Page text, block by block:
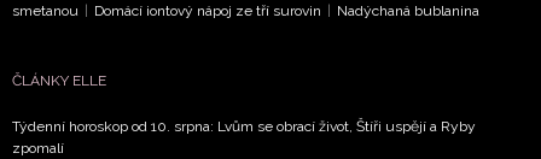
soukromí BurdaMedia Extra s.r.o., zaškrtněte toto pole.
smetanou
Domácí iontový nápoj ze tří surovin Nadýchaná bublanina
ČLÁNKY ELLE
Týdenní horoskop od 10. srpna: Lvům se obrací život, Štíři uspějí a Ryby
zpomalí